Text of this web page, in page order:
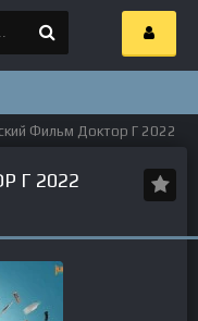
Фильм Доктор Г 2022
Г 2022